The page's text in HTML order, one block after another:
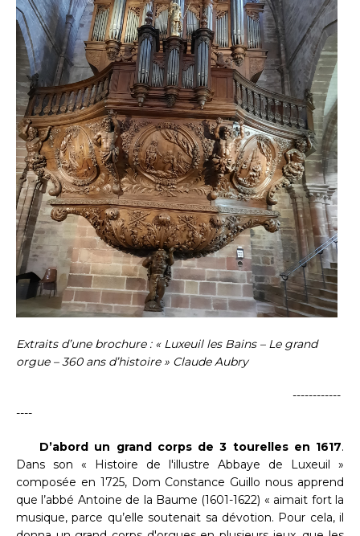
Extraits d’une brochure : « Luxeuil les Bains – Le grand
orgue – 360 ans d’histoire » Claude Aubry
------------
----
D’abord un grand corps de 3 tourelles en 1617.
Dans son « Histoire de l'illustre Abbaye de Luxeuil »
composée en 1725, Dom Constance Guillo nous apprend
que l’abbé Antoine de la Baume (1601-1622) « aimait fort la
musique, parce qu’elle soutenait sa dévotion. Pour cela, il